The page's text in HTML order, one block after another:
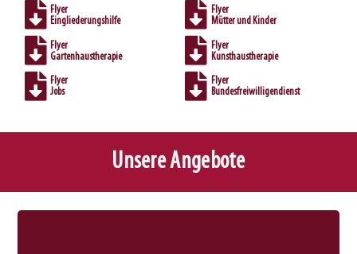
Flyer
Eingliederungshilfe
Flyer
Mütter und Kinder
Flyer
Gartenhaustherapie
Flyer
Kunsthaustherapie
Flyer
Jobs
Flyer
Bundesfreiwilligendienst
Unsere Angebote